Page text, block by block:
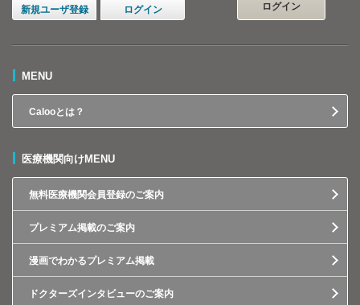
新規ユーザ登録 ログイン
ログイン
MENU
Calooとは？
医療機関向けMENU
無料医療機関会員登録のご案内
プレミアム掲載のご案内
漫画でわかるプレミアム掲載
ドクターズインタビューのご案内